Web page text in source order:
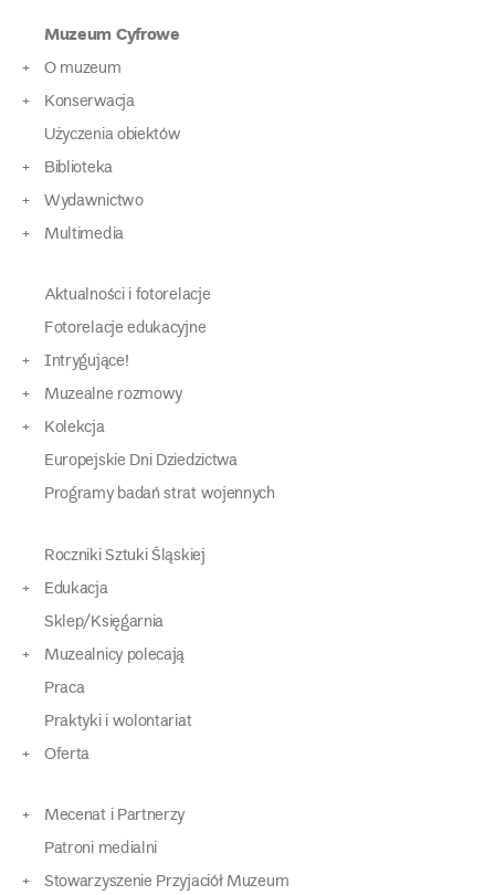
Muzeum Cyfrowe
O muzeum
Konserwacja
Użyczenia obiektów
Biblioteka
Wydawnictwo
Multimedia
Aktualności i fotorelacje
Fotorelacje edukacyjne
Intrygujące!
Muzealne rozmowy
Kolekcja
Europejskie Dni Dziedzictwa
Programy badań strat wojennych
Roczniki Sztuki Śląskiej
Edukacja
Sklep/Księgarnia
Muzealnicy polecają
Praca
Praktyki i wolontariat
Oferta
Mecenat i Partnerzy
Patroni medialni
Stowarzyszenie Przyjaciół Muzeum